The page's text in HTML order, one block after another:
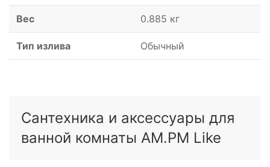
Вес 0.885 кг
Тип излива Обычный
Сантехника и аксессуары для
ванной комнаты AM.PM Like